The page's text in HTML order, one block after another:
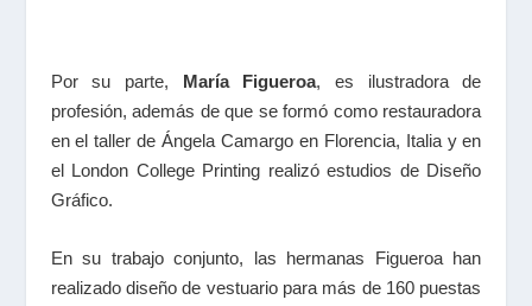
Por su parte, María Figueroa, es ilustradora de
profesión, además de que se formó como restauradora
en el taller de Ángela Camargo en Florencia, Italia y en
el London College Printing realizó estudios de Diseño
Gráfico.
En su trabajo conjunto, las hermanas Figueroa han
realizado diseño de vestuario para más de 160 puestas